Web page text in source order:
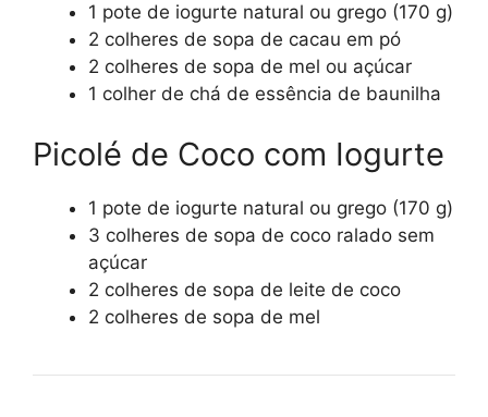
1 pote de iogurte natural ou grego (170 g)
2 colheres de sopa de cacau em pó
2 colheres de sopa de mel ou açúcar
1 colher de chá de essência de baunilha
Picolé de Coco com Iogurte
1 pote de iogurte natural ou grego (170 g)
3 colheres de sopa de coco ralado sem
açúcar
2 colheres de sopa de leite de coco
2 colheres de sopa de mel